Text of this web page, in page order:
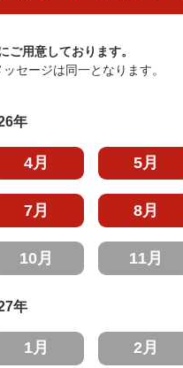
ご用意しております。
セージは同一となります。
年
4月 5月
7月 8月
10月 11月
年
1月 2月